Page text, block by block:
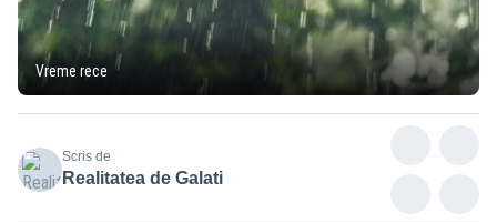
Vreme rece
Scris de
Realitatea de Galati